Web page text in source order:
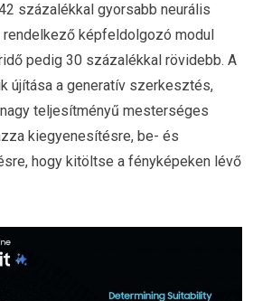
százalékkal gyorsabb neurális
képfeldolgozó modul
pedig 30 százalékkal rövidebb. A
újítása a generatív szerkesztés,
teljesítményű mesterséges
kiegyenesítésre, be- és
hogy kitöltse a fényképeken lévő